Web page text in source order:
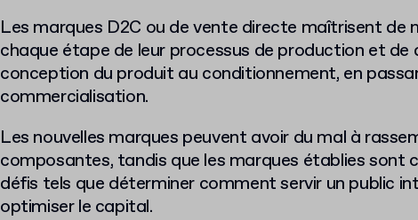
Les marques D2C ou de vente directe maîtrisent de
chaque étape de leur processus de production et de
conception du produit au conditionnement, en
commercialisation.
Les nouvelles marques peuvent avoir du mal à
composantes, tandis que les marques établies sont
défis tels que déterminer comment servir un public
optimiser le capital.